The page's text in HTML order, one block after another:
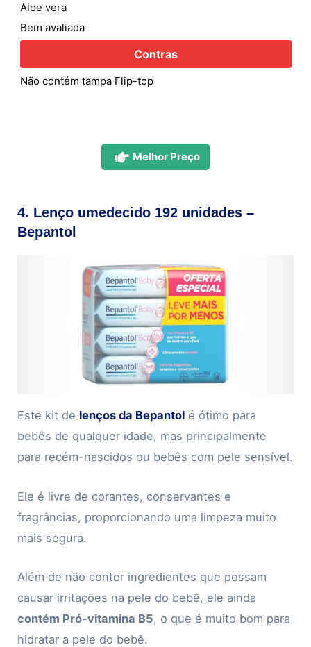
Aloe vera
Bem avaliada
Contras
Não contém tampa Flip-top
Melhor Preço
4. Lenço umedecido 192 unidades –
Bepantol
Este kit de lenços da Bepantol é ótimo para
bebês de qualquer idade, mas principalmente
para recém-nascidos ou bebês com pele sensível.
Ele é livre de corantes, conservantes e
fragrâncias, proporcionando uma limpeza muito
mais segura.
Além de não conter ingredientes que possam
causar irritações na pele do bebê, ele ainda
contém Pró-vitamina B5, o que é muito bom para
hidratar a pele do bebê.